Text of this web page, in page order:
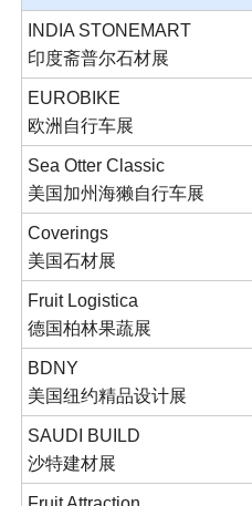
INDIA STONEMART
印度斋普尔石材展
EUROBIKE
欧洲自行车展
Sea Otter Classic
美国加州海獭自行车展
Coverings
美国石材展
Fruit Logistica
德国柏林果蔬展
BDNY
美国纽约精品设计展
SAUDI BUILD
沙特建材展